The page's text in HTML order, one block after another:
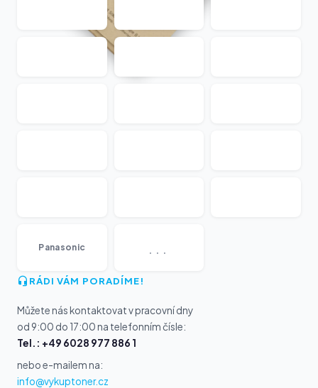
Panasonic
RÁDI VÁM PORADÍME!
Můžete nás kontaktovat v pracovní dny
od 9:00 do 17:00 na telefonním čísle:
Tel.: +49 6028 977 886 1
nebo e-mailem na:
info@vykuptoner.cz